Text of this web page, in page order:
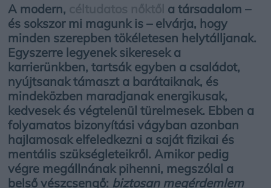
A modern,
a társadalom –
és sokszor mi magunk is – elvárja, hogy
minden szerepben tökéletesen helytálljanak.
Egyszerre legyenek sikeresek a
karrierünkben, tartsák egyben a családot,
nyújtsanak támaszt a barátaiknak, és
mindeközben maradjanak energikusak,
kedvesek és végtelenül türelmesek. Ebben a
folyamatos bizonyítási vágyban azonban
hajlamosak elfeledkezni a saját fizikai és
mentális szükségleteikről. Amikor pedig
végre megállnának pihenni, megszólal a
belső vészcsengő: biztosan megérdemlem